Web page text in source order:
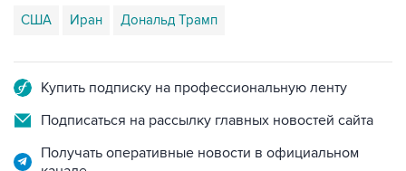
Подписаться на рассылку главных новостей сайта
Получать оперативные новости в официальном